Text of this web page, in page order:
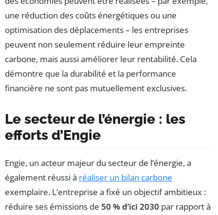
une réduction des coûts énergétiques ou une
optimisation des déplacements – les entreprises
peuvent non seulement réduire leur empreinte
carbone, mais aussi améliorer leur rentabilité. Cela
démontre que la durabilité et la performance
financière ne sont pas mutuellement exclusives.
Le secteur de l’énergie : les
efforts d’Engie
Engie, un acteur majeur du secteur de l’énergie, a
également réussi à réaliser un bilan carbone
exemplaire. L’entreprise a fixé un objectif ambitieux :
réduire ses émissions de 50 % d’ici 2030 par rapport à